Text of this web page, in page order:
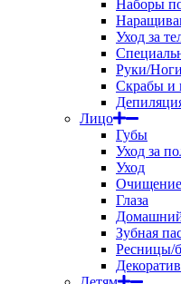
Наборы
Уход за
Руки/Ноги
Скрабы и
Лицо
Губы
Уход за
Уход
Очищение
Глаза
Зубная
Ресницы/